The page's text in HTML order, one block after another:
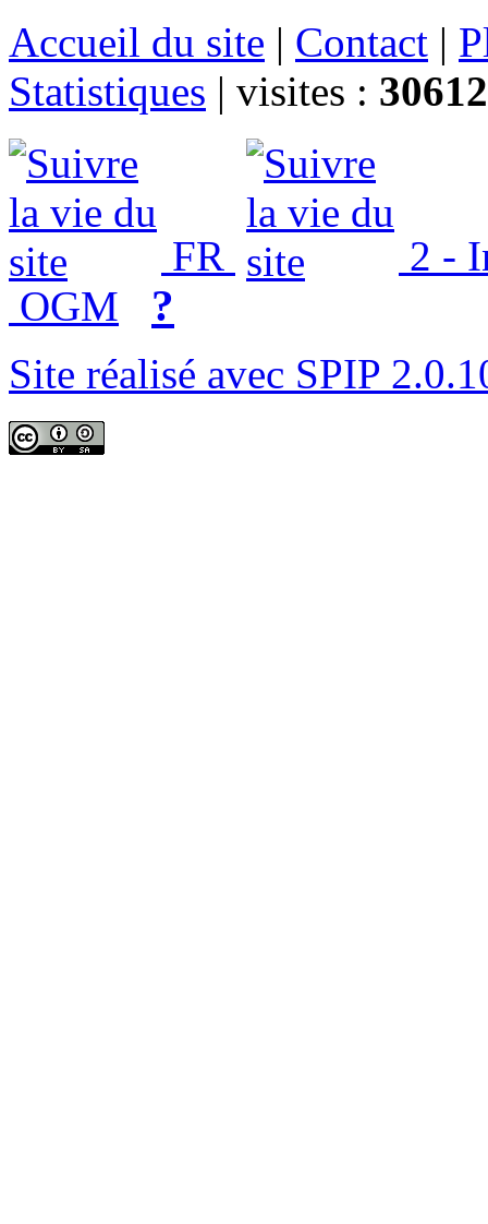
Accueil du site | Contact |
Statistiques | visites :
FR
2 -
OGM
?
Site réalisé avec SPIP